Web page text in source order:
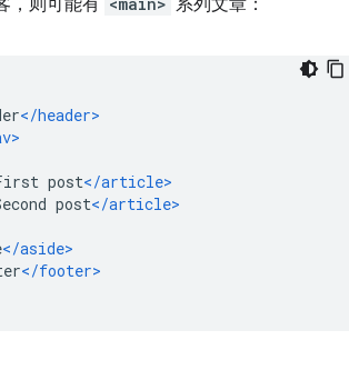
，则可能有 <main> 系列文章：
</header>
post</article>
post</article>
</aside>
</footer>